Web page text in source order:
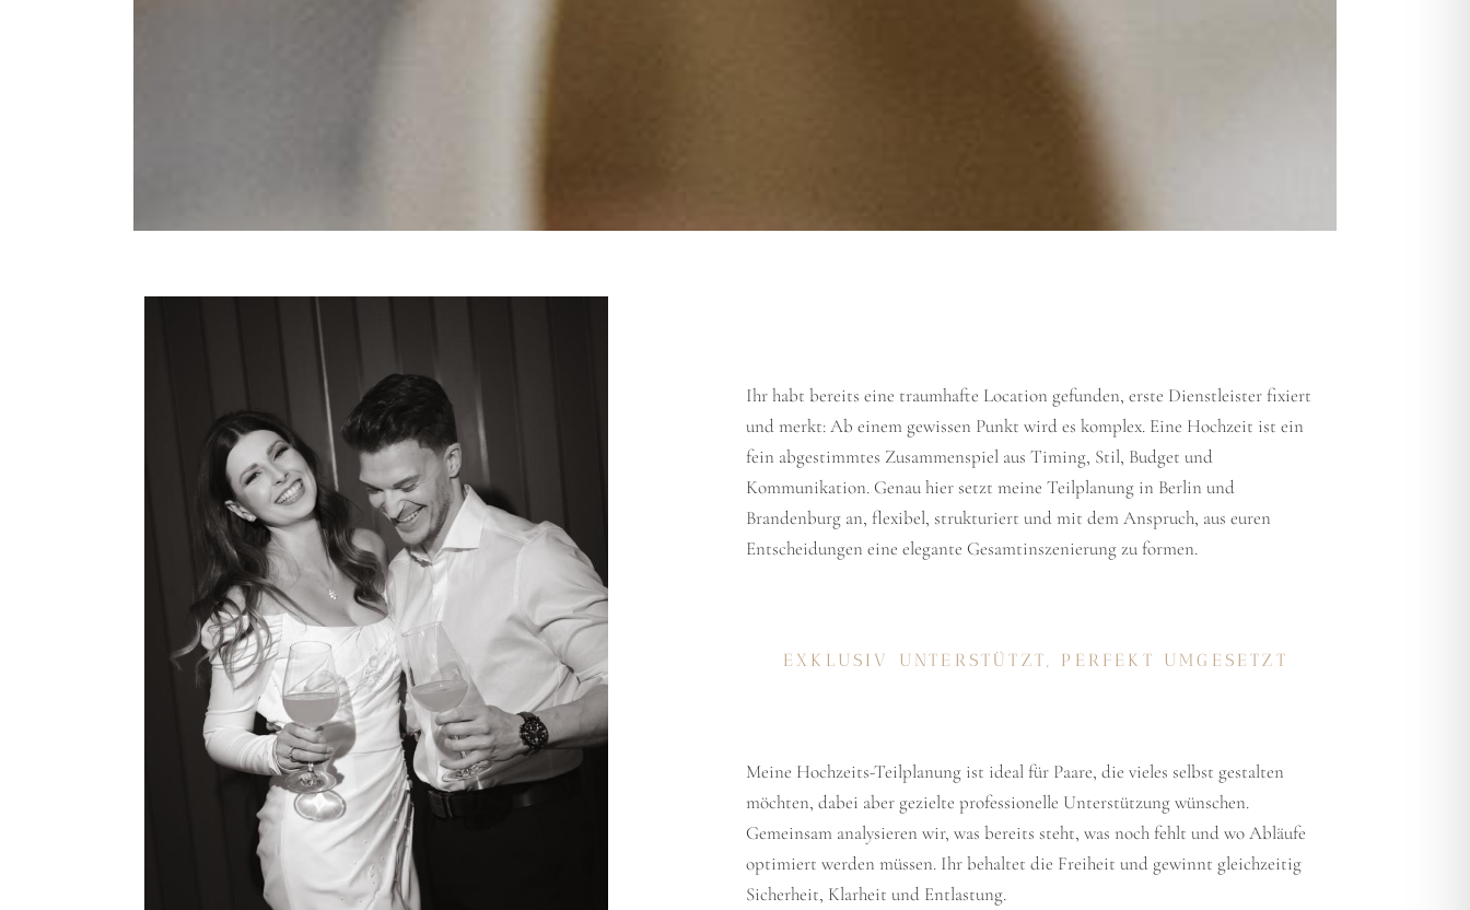
Ihr habt bereits eine traumhafte Location gefunden, erste Dienstleister fixiert
und merkt: Ab einem gewissen Punkt wird es komplex. Eine Hochzeit ist ein
fein abgestimmtes Zusammenspiel aus Timing, Stil, Budget und
Kommunikation. Genau hier setzt meine Teilplanung in Berlin und
Brandenburg an, flexibel, strukturiert und mit dem Anspruch, aus euren
Entscheidungen eine elegante Gesamtinszenierung zu formen.
EXKLUSIV UNTERSTÜTZT, PERFEKT UMGESETZT
Meine Hochzeits-Teilplanung ist ideal für Paare, die vieles selbst gestalten
möchten, dabei aber gezielte professionelle Unterstützung wünschen.
Gemeinsam analysieren wir, was bereits steht, was noch fehlt und wo Abläufe
optimiert werden müssen. Ihr behaltet die Freiheit und gewinnt gleichzeitig
Sicherheit, Klarheit und Entlastung.